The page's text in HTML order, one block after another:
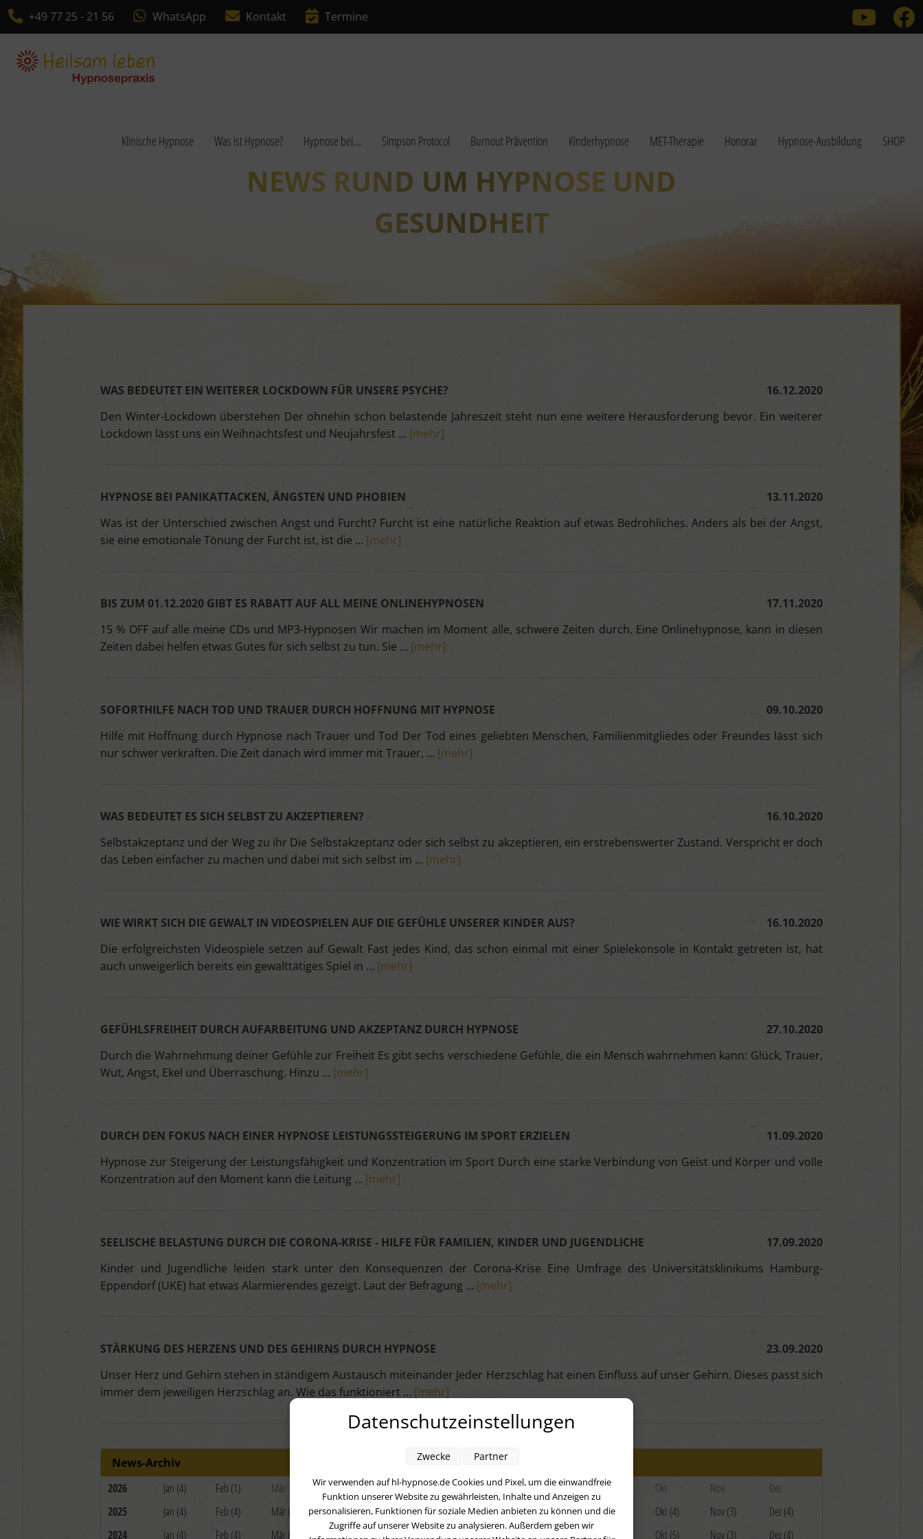
+49 77 25 - 21 56 WhatsApp Kontakt Termine Link
Klinische Hypnose Was ist Hypnose? Hypnose bei... Simpson Protocol Burnout Prävention Kinderhypnose MET-Therapie Honorar Hypnose-Ausbildung SHOP
NEWS RUND UM HYPNOSE UND
GESUNDHEIT
16.12.2020
WAS BEDEUTET EIN WEITERER LOCKDOWN FÜR UNSERE PSYCHE?
Den Winter-Lockdown überstehen Der ohnehin schon belastende Jahreszeit steht nun eine weitere Herausforderung bevor. Ein weiterer
Lockdown lässt uns ein Weihnachtsfest und Neujahrsfest … [mehr]
13.11.2020
HYPNOSE BEI PANIKATTACKEN, ÄNGSTEN UND PHOBIEN
Was ist der Unterschied zwischen Angst und Furcht? Furcht ist eine natürliche Reaktion auf etwas Bedrohliches. Anders als bei der Angst,
sie eine emotionale Tönung der Furcht ist, ist die … [mehr]
17.11.2020
BIS ZUM 01.12.2020 GIBT ES RABATT AUF ALL MEINE ONLINEHYPNOSEN
15 % OFF auf alle meine CDs und MP3-Hypnosen Wir machen im Moment alle, schwere Zeiten durch. Eine Onlinehypnose, kann in diesen
Zeiten dabei helfen etwas Gutes für sich selbst zu tun. Sie … [mehr]
09.10.2020
SOFORTHILFE NACH TOD UND TRAUER DURCH HOFFNUNG MIT HYPNOSE
Hilfe mit Hoffnung durch Hypnose nach Trauer und Tod Der Tod eines geliebten Menschen, Familienmitgliedes oder Freundes lässt sich
nur schwer verkraften. Die Zeit danach wird immer mit Trauer, … [mehr]
16.10.2020
WAS BEDEUTET ES SICH SELBST ZU AKZEPTIEREN?
Selbstakzeptanz und der Weg zu ihr Die Selbstakzeptanz oder sich selbst zu akzeptieren, ein erstrebenswerter Zustand. Verspricht er doch
das Leben einfacher zu machen und dabei mit sich selbst im … [mehr]
16.10.2020
WIE WIRKT SICH DIE GEWALT IN VIDEOSPIELEN AUF DIE GEFÜHLE UNSERER KINDER AUS?
Die erfolgreichsten Videospiele setzen auf Gewalt Fast jedes Kind, das schon einmal mit einer Spielekonsole in Kontakt getreten ist, hat
auch unweigerlich bereits ein gewalttätiges Spiel in … [mehr]
27.10.2020
GEFÜHLSFREIHEIT DURCH AUFARBEITUNG UND AKZEPTANZ DURCH HYPNOSE
Durch die Wahrnehmung deiner Gefühle zur Freiheit Es gibt sechs verschiedene Gefühle, die ein Mensch wahrnehmen kann: Glück, Trauer,
Wut, Angst, Ekel und Überraschung. Hinzu … [mehr]
11.09.2020
DURCH DEN FOKUS NACH EINER HYPNOSE LEISTUNGSSTEIGERUNG IM SPORT ERZIELEN
Hypnose zur Steigerung der Leistungsfähigkeit und Konzentration im Sport Durch eine starke Verbindung von Geist und Körper und volle
Konzentration auf den Moment kann die Leitung … [mehr]
17.09.2020
SEELISCHE BELASTUNG DURCH DIE CORONA-KRISE - HILFE FÜR FAMILIEN, KINDER UND JUGENDLICHE
Kinder und Jugendliche leiden stark unter den Konsequenzen der Corona-Krise Eine Umfrage des Universitätsklinikums Hamburg-
Eppendorf (UKE) hat etwas Alarmierendes gezeigt. Laut der Befragung … [mehr]
23.09.2020
STÄRKUNG DES HERZENS UND DES GEHIRNS DURCH HYPNOSE
Unser Herz und Gehirn stehen in ständigem Austausch miteinander Jeder Herzschlag hat einen Einfluss auf unser Gehirn. Dieses passt sich
immer dem jeweiligen Herzschlag an. Wie das funktioniert … [mehr]
News-Archiv
2026
Jan (4) Feb (1) Mär Apr Mai Jun Jul Aug Sep Okt Nov
Dez
2025
Jan (4) Feb (4) Mär (4) Apr (5) Mai (4) Jun (3) Jul (4) Aug (4) Sep (4) Okt (4) Nov (3)
Dez (4)
2024
Jan (4) Feb (4) Mär (3) Apr (4) Mai (4) Jun (5) Jul (3) Aug (4) Sep (4) Okt (5) Nov (3)
Dez (4)
Datenschutzeinstellungen
Wir verwenden auf hl-hypnose.de Cookies und Pixel, um die einwandfreie
Funktion unserer Website zu gewährleisten, Inhalte und Anzeigen zu
personalisieren, Funktionen für soziale Medien anbieten zu können und die
Zugriffe auf unserer Website zu analysieren. Außerdem geben wir
Zwecke Partner